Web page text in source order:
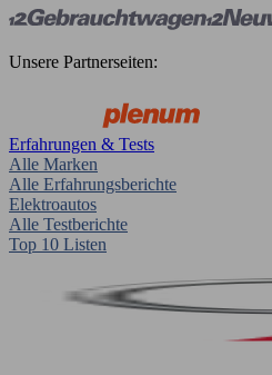
Unsere Partnerseiten:
Erfahrungen & Tests
Alle Marken
Alle Erfahrungsberichte
Elektroautos
Alle Testberichte
Top 10 Listen